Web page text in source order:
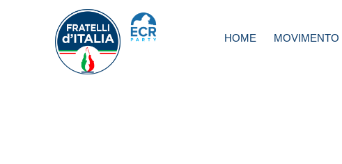
HOME MOVIMENTO